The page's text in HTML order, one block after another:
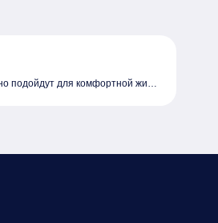
подойдут для комфортной жизн
м2 и стать владельцем своего у